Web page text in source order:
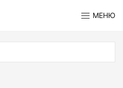
МЕНЮ